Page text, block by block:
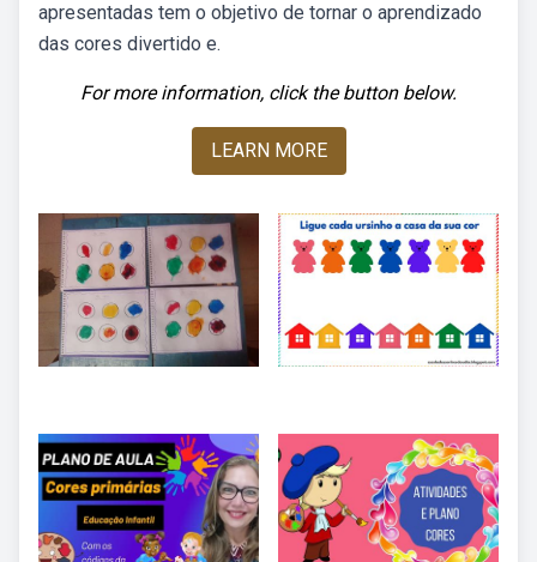
apresentadas tem o objetivo de tornar o aprendizado
das cores divertido e.
For more information, click the button below.
LEARN MORE